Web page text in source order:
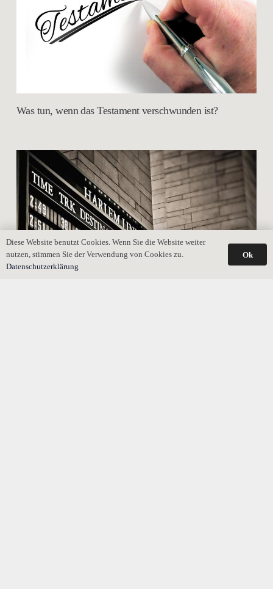
Was tun, wenn das Testament verschwunden ist?
Diese Website benutzt Cookies. Wenn Sie die Website weiter
nutzen, stimmen Sie der Verwendung von Cookies zu.
Datenschutzerklärung
Ok